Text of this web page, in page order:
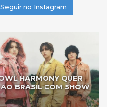
Seguir no Instagram
HARMONY QUER
BRASIL COM SHOW